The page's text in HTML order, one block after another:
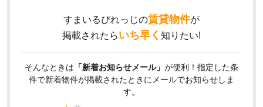
すまいるびれっじの賃貸物件が
掲載されたらいち早く 知りたい!
そんなときは 「新着お知らせメール」 が便利！指定した条
件で新着物件が掲載されたときにメールでお知らせしま
す。